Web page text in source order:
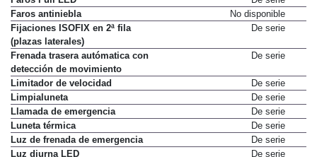
Faros Full LED
De serie
Faros antiniebla
No disponible
Fijaciones ISOFIX en 2ª fila
(plazas laterales)
Frenada trasera autómatica con
detección de movimiento
Limitador de velocidad
De serie
Limpialuneta
De serie
Llamada de emergencia
De serie
Luneta térmica
De serie
Luz de frenada de emergencia
De serie